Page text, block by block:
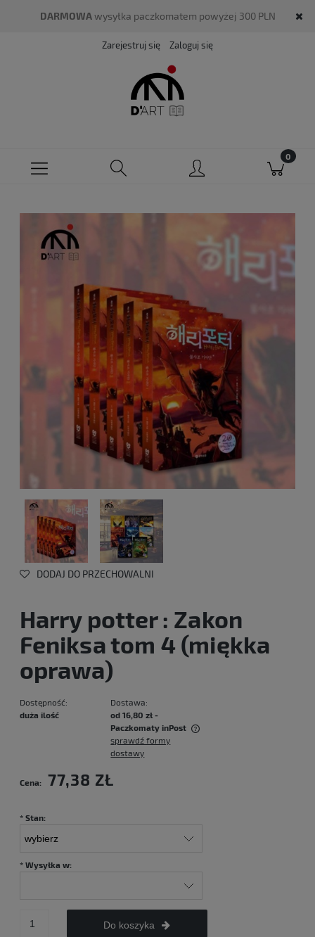
DARMOWAwysyłka paczkomatem powyżej 300 PLN
Zarejestruj się Zaloguj się
DODAJ DO PRZECHOWALNI
Harry potter : Zakon
Feniksa tom 4 (miękka
oprawa)
Dostępność:
duża ilość
Dostawa:
od 16,80 zł -
Paczkomaty inPost
Cena nie zawiera ewentualnych kosztów płatności
sprawdź formy
dostawy
Cena: 77,38 ZŁ
* Stan:
* Wysyłka w:
Do koszyka